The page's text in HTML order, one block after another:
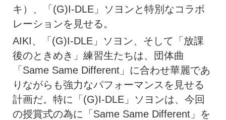
キ）、「(G)I-DLE」ソヨンと特別なコラボ
レーションを見せる。
AIKI、「(G)I-DLE」ソヨン、そして「放課
後のときめき」練習生たちは、団体曲
「Same Same Different」に合わせ華麗であ
りながらも強力なパフォーマンスを見せる
計画だ。特に「(G)I-DLE」ソヨンは、今回
の授賞式の為に「Same Same Different」を